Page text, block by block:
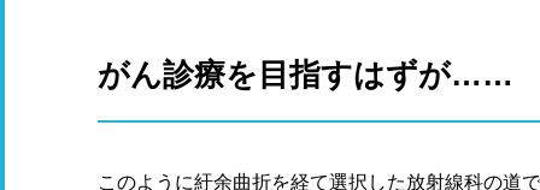
がん診療を目指すはずが……
このように紆余曲折を経て選択した放射線科の道